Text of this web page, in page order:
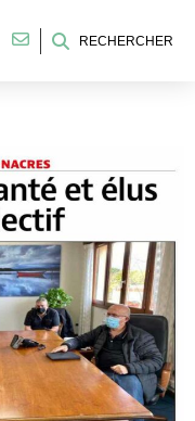
RECHERCHER